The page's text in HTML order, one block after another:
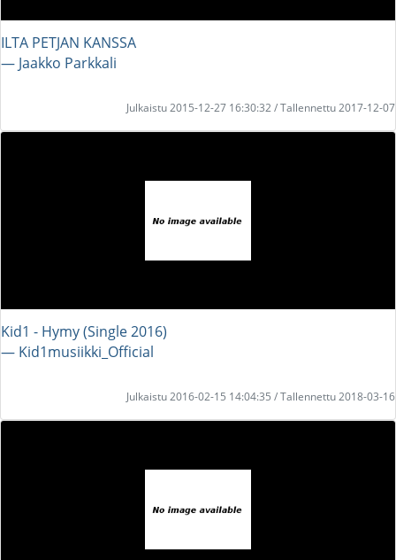
ILTA PETJAN KANSSA
― Jaakko Parkkali
Julkaistu 2015-12-27 16:30:32 / Tallennettu 2017-12-07
Kid1 - Hymy (Single 2016)
― Kid1musiikki_Official
Julkaistu 2016-02-15 14:04:35 / Tallennettu 2018-03-16